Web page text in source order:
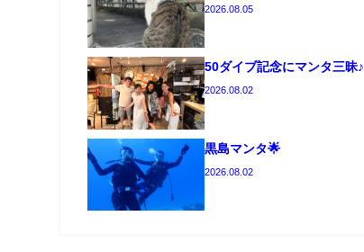
2026.08.05
50ダイブ記念にマンタ三昧♪
2026.08.02
黒島マンタ🌟
2026.08.02